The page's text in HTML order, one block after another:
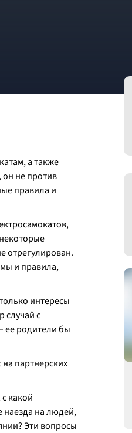
а также
не против
правила и
отрегулирован.
и правила,
интересы
случай с
ее родители бы
партнерских
какой
наезда на людей,
Эти вопросы